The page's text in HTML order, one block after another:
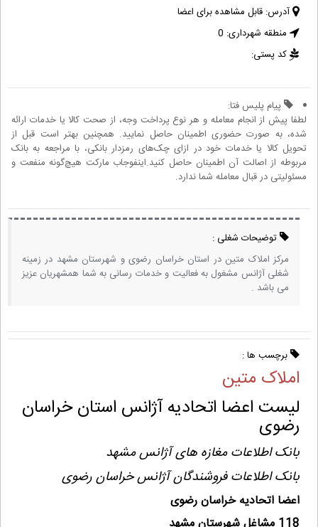
آدرس: قابل مشاهده برای اعضا
منطقه شهرداری: 0
کد پستی:
پیام پلیس فتا:
لطفا پیش از انجام معامله و هر نوع پرداخت وجه، از صحت کالا یا خدمات ارائه
شده، به صورت حضوری اطمینان حاصل نمایید. همچنین بهتر است قبل از
تحویل کالا یا خدمات خود در ازای چک‌های رمزدار بانکی، با مراجعه به بانک
مربوطه از اصالت آن اطمینان حاصل کنید.اینفوجاب مارکت هیچ‌گونه منفعت و
مسئولیتی در قبال معامله شما ندارد.
توضیحات شغلی :
مرکز املاک متین در استان خراسان رضوی و شهرستان مشهد در زمینه
شغلی آژانس مشغول به فعالیت و خدمات رسانی به شما همشهریان عزیز
می باشد .
برچسب ها :
املاک متین
لیست اعضا اتحادیه آژانس استان خراسان
رضوی
بانک اطلاعات مغازه های آژانس مشهد
بانک اطلاعات فروشندگان آژانس خراسان رضوی
اعضا اتحادیه خراسان رضوی